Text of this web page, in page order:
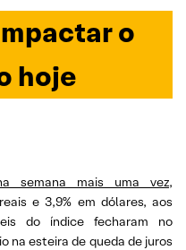
o
hoje
semana mais uma vez,
e 3,9% em dólares, aos
do índice fecharam no
na esteira de queda de juros